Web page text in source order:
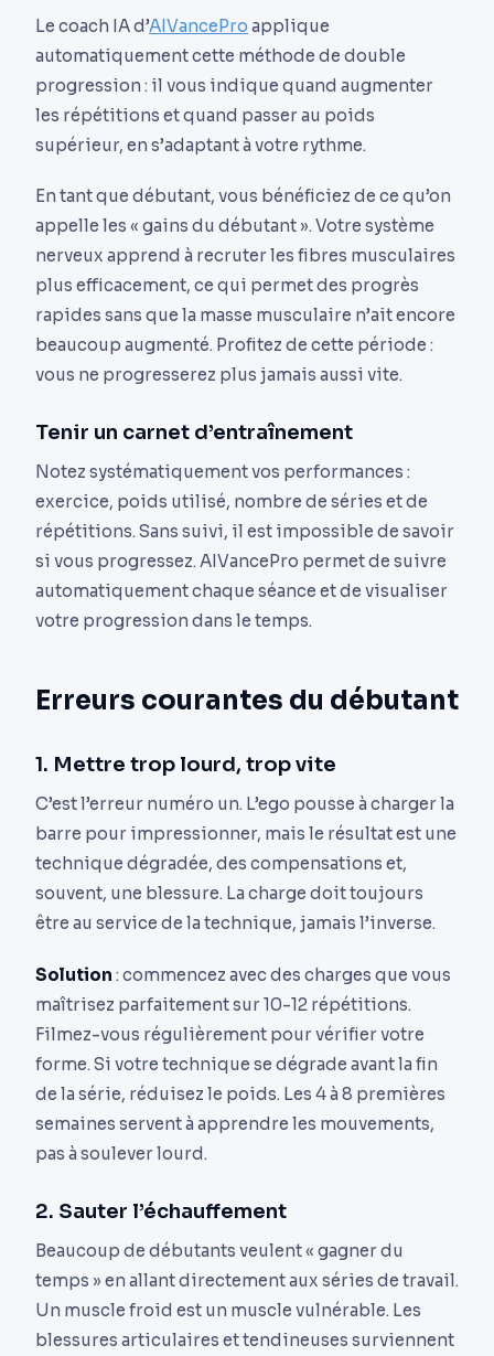
Le coach IA d’AIVancePro applique
automatiquement cette méthode de double
progression : il vous indique quand augmenter
les répétitions et quand passer au poids
supérieur, en s’adaptant à votre rythme.
En tant que débutant, vous bénéficiez de ce qu’on
appelle les « gains du débutant ». Votre système
nerveux apprend à recruter les fibres musculaires
plus efficacement, ce qui permet des progrès
rapides sans que la masse musculaire n’ait encore
beaucoup augmenté. Profitez de cette période :
vous ne progresserez plus jamais aussi vite.
Tenir un carnet d’entraînement
Notez systématiquement vos performances :
exercice, poids utilisé, nombre de séries et de
répétitions. Sans suivi, il est impossible de savoir
si vous progressez. AIVancePro permet de suivre
automatiquement chaque séance et de visualiser
votre progression dans le temps.
Erreurs courantes du débutant
1. Mettre trop lourd, trop vite
C’est l’erreur numéro un. L’ego pousse à charger la
barre pour impressionner, mais le résultat est une
technique dégradée, des compensations et,
souvent, une blessure. La charge doit toujours
être au service de la technique, jamais l’inverse.
Solution : commencez avec des charges que vous
maîtrisez parfaitement sur 10-12 répétitions.
Filmez-vous régulièrement pour vérifier votre
forme. Si votre technique se dégrade avant la fin
de la série, réduisez le poids. Les 4 à 8 premières
semaines servent à apprendre les mouvements,
pas à soulever lourd.
2. Sauter l’échauffement
Beaucoup de débutants veulent « gagner du
temps » en allant directement aux séries de travail.
Un muscle froid est un muscle vulnérable. Les
blessures articulaires et tendineuses surviennent